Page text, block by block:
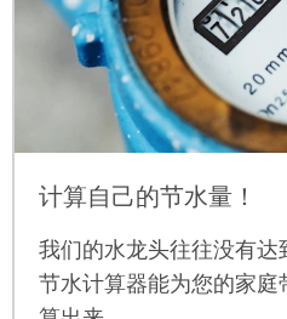
计算自己的节水量！
我们的水龙头往往没有
节水计算器能为您的家